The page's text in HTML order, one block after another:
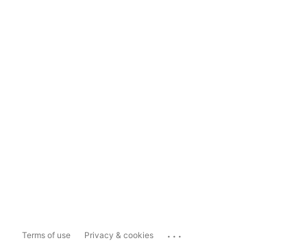
Terms of use Privacy & cookies ...